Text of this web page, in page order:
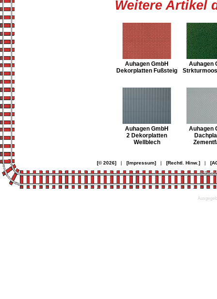
Weitere Artikel
Auhagen GmbH
Dekorplatten Fußsteig
Auhagen
Auhagen GmbH
2 Dekorplatten
Wellblech
Auhagen
[© 2026]| [Impressum]| [Rechtl. Hinw.]|
©